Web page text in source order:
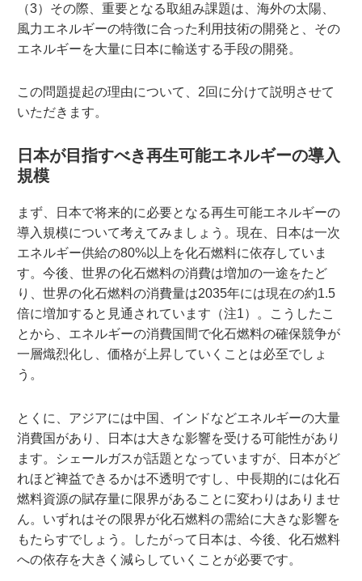
（3）その際、重要となる取組み課題は、海外の太陽、
風力エネルギーの特徴に合った利用技術の開発と、その
エネルギーを大量に日本に輸送する手段の開発。
この問題提起の理由について、2回に分けて説明させて
いただきます。
日本が目指すべき再生可能エネルギーの導入
規模
まず、日本で将来的に必要となる再生可能エネルギーの
導入規模について考えてみましょう。現在、日本は一次
エネルギー供給の80%以上を化石燃料に依存していま
す。今後、世界の化石燃料の消費は増加の一途をたど
り、世界の化石燃料の消費量は2035年には現在の約1.5
倍に増加すると見通されています（注1）。こうしたこ
とから、エネルギーの消費国間で化石燃料の確保競争が
一層熾烈化し、価格が上昇していくことは必至でしょ
う。
とくに、アジアには中国、インドなどエネルギーの大量
消費国があり、日本は大きな影響を受ける可能性があり
ます。シェールガスが話題となっていますが、日本がど
れほど裨益できるかは不透明ですし、中長期的には化石
燃料資源の賦存量に限界があることに変わりはありませ
ん。いずれはその限界が化石燃料の需給に大きな影響を
もたらすでしょう。したがって日本は、今後、化石燃料
への依存を大きく減らしていくことが必要です。